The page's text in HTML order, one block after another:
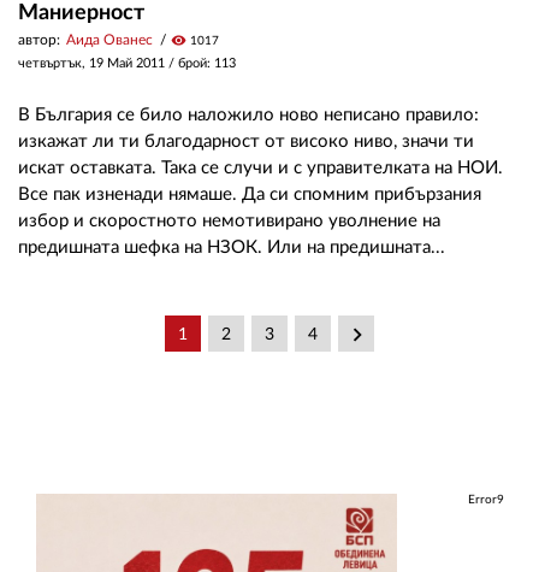
Маниерност
автор: Аида Ованес visibility 1017
четвъртък, 19 Май 2011 / брой: 113
В България се било наложило ново неписано правило:
изкажат ли ти благодарност от високо ниво, значи ти
искат оставката. Така се случи и с управителката на НОИ.
Все пак изненади нямаше. Да си спомним прибързания
избор и скоростното немотивирано уволнение на
предишната шефка на НЗОК. Или на предишната...
1 2 3 4 keyboard_arrow_right
Error9